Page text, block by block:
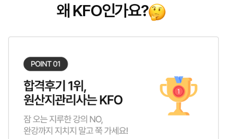
왜 KFO인가요?